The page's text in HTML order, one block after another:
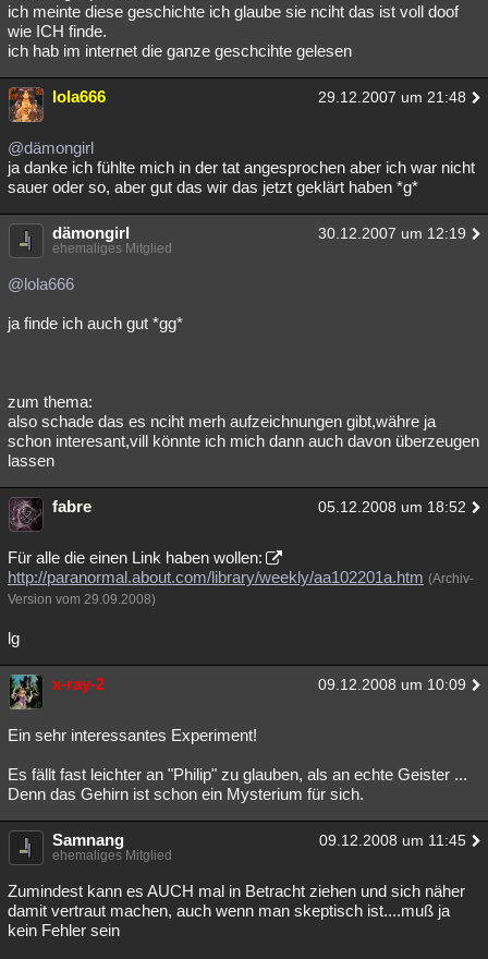
ich meinte diese geschichte ich glaube sie nciht das ist voll doof
wie ICH finde.
ich hab im internet die ganze geschcihte gelesen
lola666 29.12.2007 um 21:48
@dämongirl
ja danke ich fühlte mich in der tat angesprochen aber ich war nicht
sauer oder so, aber gut das wir das jetzt geklärt haben *g*
dämongirl 30.12.2007 um 12:19
ehemaliges Mitglied
@lola666
ja finde ich auch gut *gg*
zum thema:
also schade das es nciht merh aufzeichnungen gibt,währe ja
schon interesant,vill könnte ich mich dann auch davon überzeugen
lassen
fabre 05.12.2008 um 18:52
Für alle die einen Link haben wollen:
http://paranormal.about.com/library/weekly/aa102201a.htm (Archiv-
Version vom 29.09.2008)
lg
x-ray-2 09.12.2008 um 10:09
Ein sehr interessantes Experiment!
Es fällt fast leichter an "Philip" zu glauben, als an echte Geister ...
Denn das Gehirn ist schon ein Mysterium für sich.
Samnang 09.12.2008 um 11:45
ehemaliges Mitglied
Zumindest kann es AUCH mal in Betracht ziehen und sich näher
damit vertraut machen, auch wenn man skeptisch ist....muß ja
kein Fehler sein